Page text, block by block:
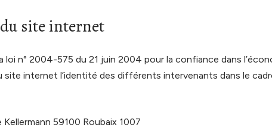
site internet
loi n° 2004-575 du 21 juin 2004 pour la confiance dans
site internet l’identité des différents intervenants dans le
Kellermann 59100 Roubaix 1007